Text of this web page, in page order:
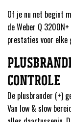
Of je nu net begint
de Weber Q
prestaties voor
CONTROLE
De plusbrander (+)
Van low & slow